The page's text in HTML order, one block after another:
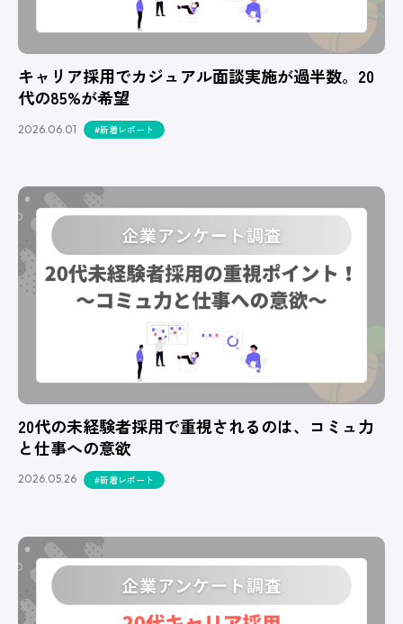
キャリア採用でカジュアル面談実施が過半数。20
代の85%が希望
2026.06.01 #新着レポート
20代の未経験者採用で重視されるのは、コミュ力
と仕事への意欲
2026.05.26 #新着レポート